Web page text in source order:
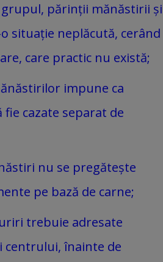
părinții mănăstirii și
situație neplăcută, cerând
care practic nu există;
impune ca
fie cazate separat de
nu se pregătește
pe bază de carne;
trebuie adresate
centrului, înainte de